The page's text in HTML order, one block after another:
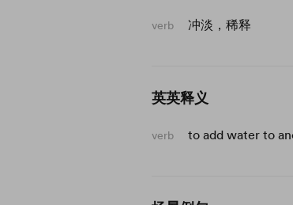
verb 冲淡，稀释
英英释义
verb to add water to